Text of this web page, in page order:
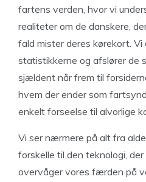
fartens verden, hvor vi
realiteter om de danskere,
fald mister deres kørekort. Vi
statistikkerne og afslører de
sjældent når frem til
hvem der ender som
enkelt forseelse til alvorlige
Vi ser nærmere på alt fra
forskelle til den teknologi,
overvåger vores færden på